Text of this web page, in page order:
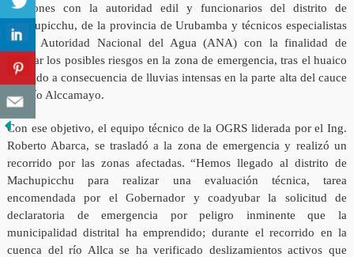
reuniones con la autoridad edil y funcionarios del distrito de
Machupicchu, de la provincia de Urubamba y técnicos especialistas
de la Autoridad Nacional del Agua (ANA) con la finalidad de
evaluar los posibles riesgos en la zona de emergencia, tras el huaico
ocurrido a consecuencia de lluvias intensas en la parte alta del cauce
del Río Alccamayo.
Con ese objetivo, el equipo técnico de la OGRS liderada por el Ing.
Roberto Abarca, se trasladó a la zona de emergencia y realizó un
recorrido por las zonas afectadas. “Hemos llegado al distrito de
Machupicchu para realizar una evaluación técnica, tarea
encomendada por el Gobernador y coadyubar la solicitud de
declaratoria de emergencia por peligro inminente que la
municipalidad distrital ha emprendido; durante el recorrido en la
cuenca del río Allca se ha verificado deslizamientos activos que